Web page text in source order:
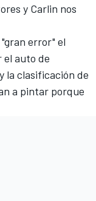
y Carlin nos
error" el
el auto de
la clasificación de
a pintar porque